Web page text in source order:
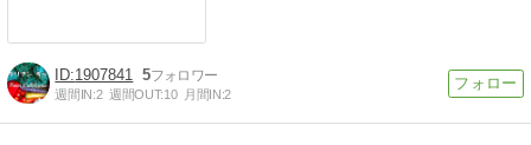
1907841 5
週間IN:2 週間OUT:10 月間IN:2